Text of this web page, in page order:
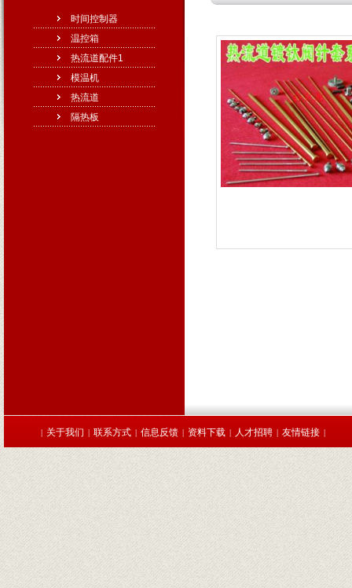
时间控制器
温控箱
热流道配件1
模温机
热流道
隔热板
| 关于我们 | 联系方式 | 信息反馈 | 资料下载 | 人才招聘 | 友情链接 |